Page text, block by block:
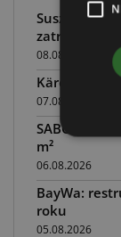
Susza w
08.08.2026
Kärcher i
07.08.2026
SABO 102-
m²
06.08.2026
BayWa:
roku
05.08.2026